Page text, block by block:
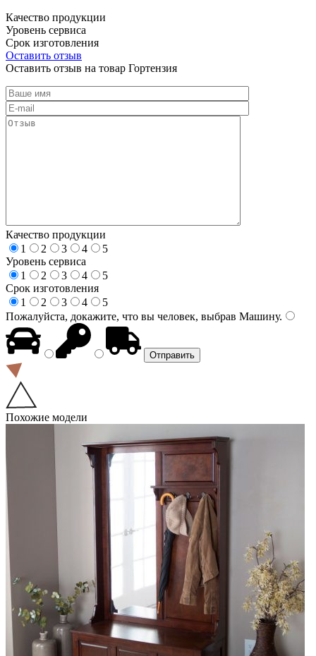
Качество продукции
Уровень сервиса
Срок изготовления
Оставить отзыв
Оставить отзыв на товар Гортензия
Качество продукции
1
2 3 4
5
Уровень сервиса
1
2 3 4
5
Срок изготовления
1
2 3 4
5
Пожалуйста, докажите, что вы человек, выбрав Машину.
Похожие модели